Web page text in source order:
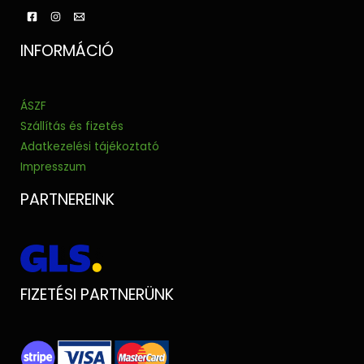
INFORMÁCIÓ
ÁSZF
Szállítás és fizetés
Adatkezelési tájékoztató
Impresszum
PARTNEREINK
FIZETÉSI PARTNERÜNK